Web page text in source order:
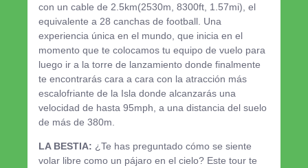
con un cable de 2.5km(2530m, 8300ft, 1.57mi), el
equivalente a 28 canchas de football. Una
experiencia única en el mundo, que inicia en el
momento que te colocamos tu equipo de vuelo para
luego ir a la torre de lanzamiento donde finalmente
te encontrarás cara a cara con la atracción más
escalofriante de la Isla donde alcanzarás una
velocidad de hasta 95mph, a una distancia del suelo
de más de 380m.
LA BESTIA: ¿Te has preguntado cómo se siente
volar libre como un pájaro en el cielo? Este tour te